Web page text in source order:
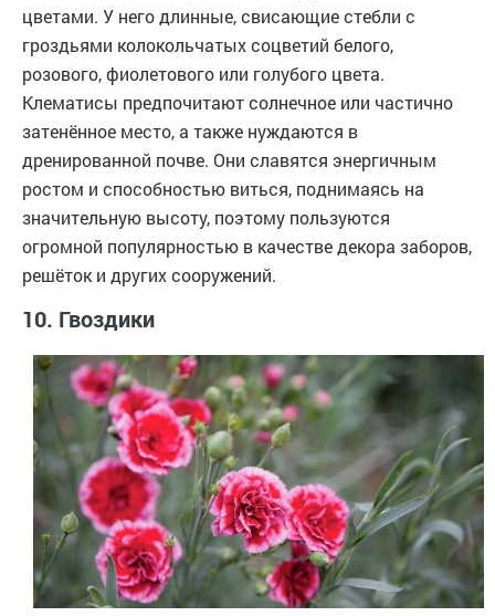
цветами. У него длинные, свисающие стебли с
гроздьями колокольчатых соцветий белого,
розового, фиолетового или голубого цвета.
Клематисы предпочитают солнечное или частично
затенённое место, а также нуждаются в
дренированной почве. Они славятся энергичным
ростом и способностью виться, поднимаясь на
значительную высоту, поэтому пользуются
огромной популярностью в качестве декора заборов,
решёток и других сооружений.
10. Гвоздики